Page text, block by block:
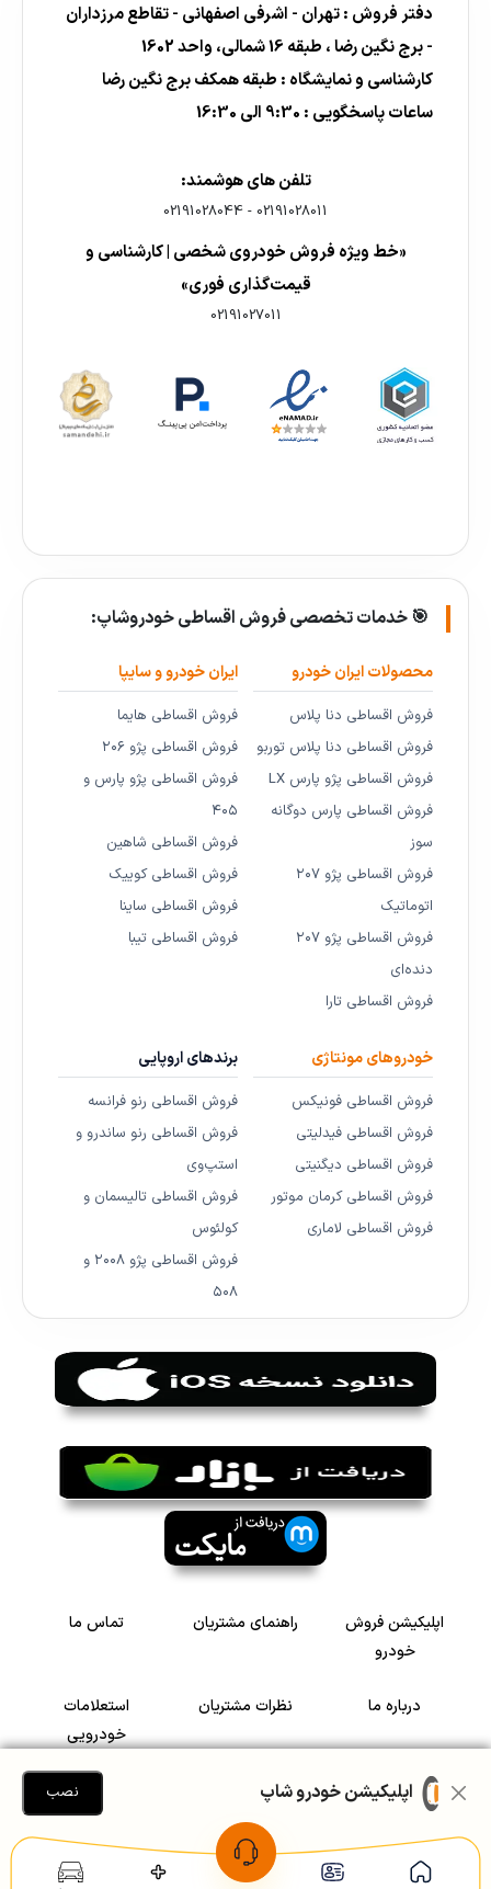
دفتر فروش : تهران - اشرفی اصفهانی - تقاطع مرزداران
- برج نگین رضا ، طبقه 16 شمالی، واحد 1602
کارشناسی و نمایشگاه : طبقه همکف برج نگین رضا
ساعات پاسخگویی : 9:30 الی 16:30
تلفن های هوشمند:
02191028011
-
02191028044
«خط ویژه فروش خودروی شخصی | کارشناسی و
قیمت‌گذاری فوری»
02191027011
🎯 خدمات تخصصی فروش اقساطی خودروشاپ:
محصولات ایران خودرو
فروش اقساطی دنا پلاس
فروش اقساطی دنا پلاس توربو
فروش اقساطی پژو پارس LX
فروش اقساطی پارس دوگانه
سوز
فروش اقساطی پژو ۲۰۷
اتوماتیک
فروش اقساطی پژو ۲۰۷
دنده‌ای
فروش اقساطی تارا
ایران خودرو و سایپا
فروش اقساطی هایما
فروش اقساطی پژو ۲۰۶
فروش اقساطی پژو پارس و
۴۰۵
فروش اقساطی شاهین
فروش اقساطی کوییک
فروش اقساطی ساینا
فروش اقساطی تیبا
خودروهای مونتاژی
فروش اقساطی فونیکس
فروش اقساطی فیدلیتی
فروش اقساطی دیگنیتی
فروش اقساطی کرمان موتور
فروش اقساطی لاماری
برندهای اروپایی
فروش اقساطی رنو فرانسه
فروش اقساطی رنو ساندرو و
استپ‌وی
فروش اقساطی تالیسمان و
کولئوس
فروش اقساطی پژو ۲۰۰۸ و
۵۰۸
اپلیکیشن فروش
خودرو
راهنمای مشتریان تماس ما
درباره ما نظرات مشتریان
استعلامات
خودرویی
سرمایه گذاری در
رضایت مشتریاناپلیکیشن خودرو شاپ نصب